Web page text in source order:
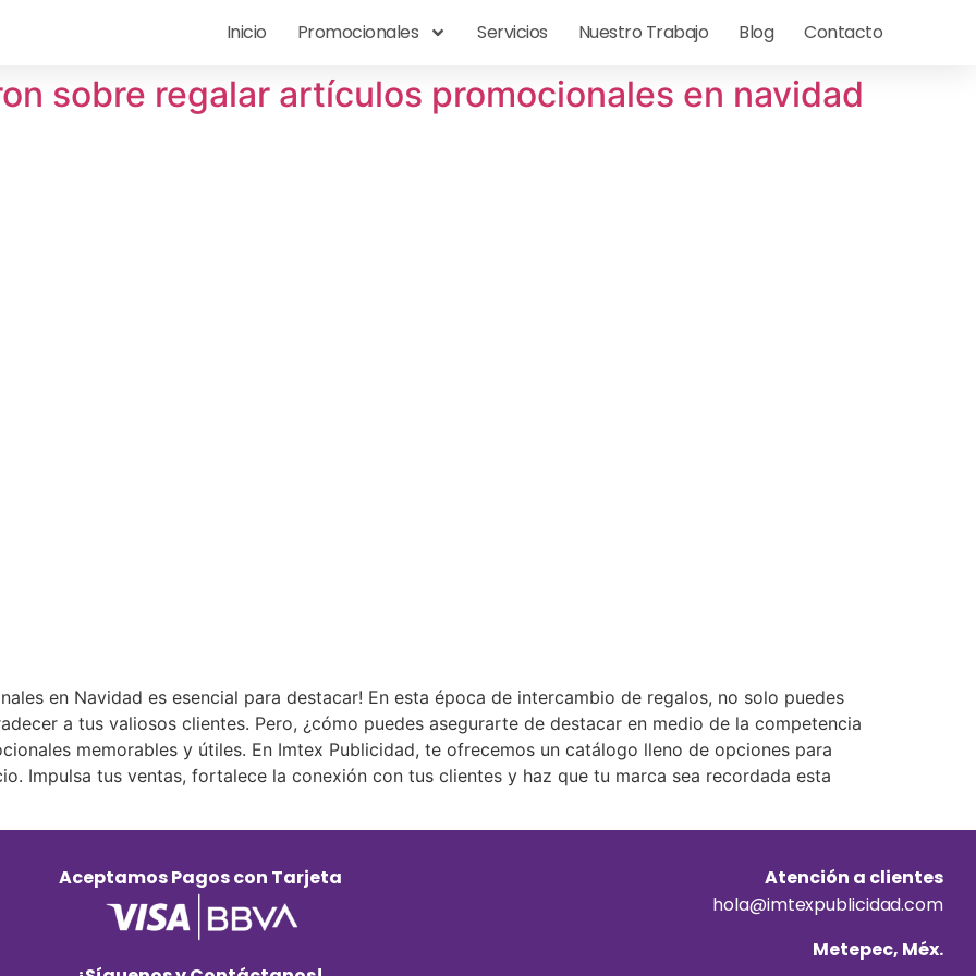
Inicio Promocionales Servicios Nuestro Trabajo Blog Contacto
sobre regalar artículos promocionales en navidad
en Navidad es esencial para destacar! En esta época de intercambio de regalos, no solo puedes
a tus valiosos clientes. Pero, ¿cómo puedes asegurarte de destacar en medio de la competencia
memorables y útiles. En Imtex Publicidad, te ofrecemos un catálogo lleno de opciones para
Impulsa tus ventas, fortalece la conexión con tus clientes y haz que tu marca sea recordada esta
Aceptamos Pagos con Tarjeta
Atención a clientes
hola@imtexpublicidad.com
Metepec, Méx.